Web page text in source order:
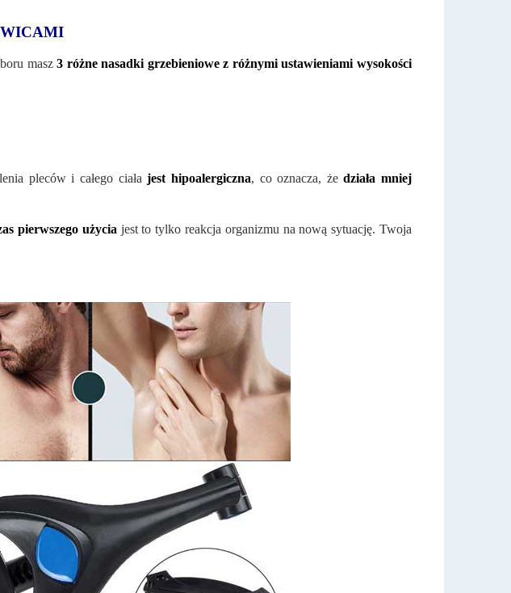
masz3 różne nasadki grzebieniowe z różnymi ustawieniami wysokości
pleców i całego ciałajest hipoalergiczna, co oznacza, że ​​działa mniej
pierwszego użycia jest to tylko reakcja organizmu na nową sytuację. Twoja